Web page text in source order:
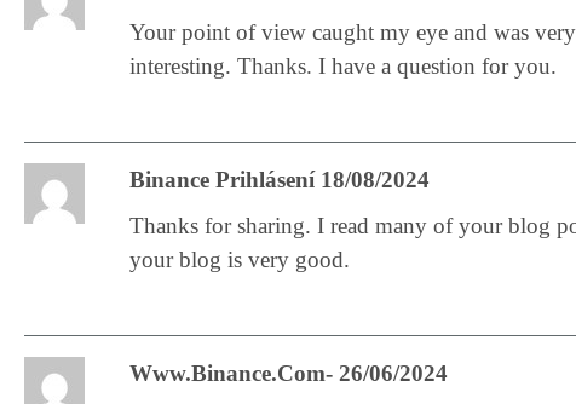
Your point of view caught my eye and was very
interesting. Thanks. I have a question for you.
Binance Prihlásení 18/08/2024
Thanks for sharing. I read many of your blog
your blog is very good.
Www.binance.com- 26/06/2024